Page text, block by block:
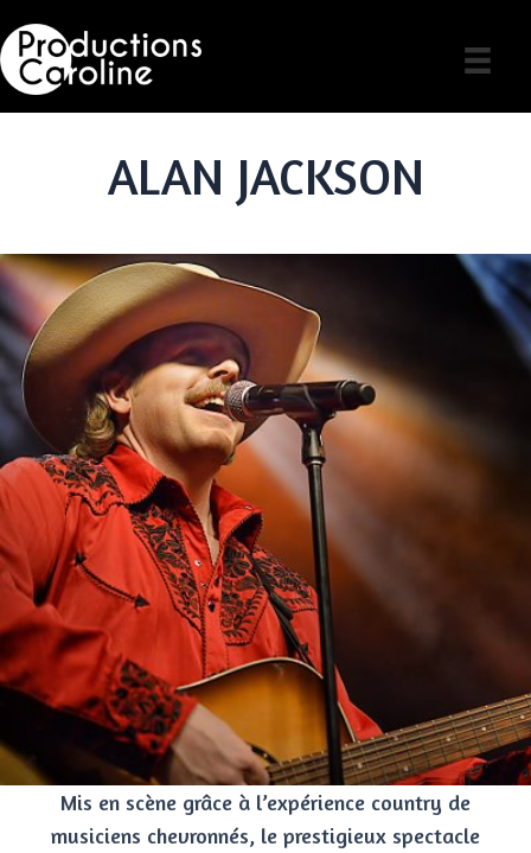
to
content
ALAN JACKSON
Mis en scène grâce à l’expérience country de
musiciens chevronnés, le prestigieux spectacle